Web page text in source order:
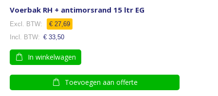
Voerbak RH + antimorsrand 15 ltr EG
€ 27,69
€ 33,50
In winkelwagen
Toevoegen aan offerte